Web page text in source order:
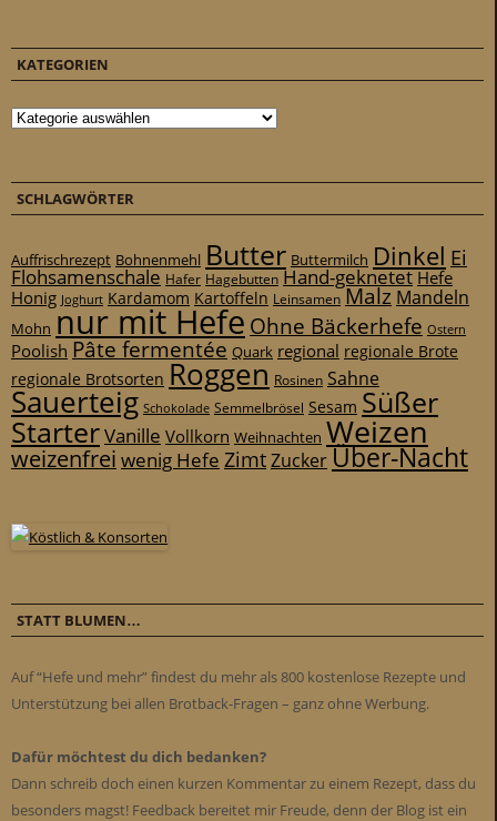
KATEGORIEN
Kategorien
SCHLAGWÖRTER
Auffrischrezept Bohnenmehl Butter Buttermilch Dinkel Ei
Flohsamenschale Hafer Hagebutten Hand-geknetet Hefe
Honig Joghurt Kardamom Kartoffeln Leinsamen Malz Mandeln
Mohn nur mit Hefe Ohne Bäckerhefe Ostern
Poolish Pâte fermentée Quark regional regionale Brote
regionale Brotsorten Roggen Rosinen Sahne
Sauerteig Schokolade Semmelbrösel Sesam Süßer
StarterVanille Vollkorn Weihnachten Weizen
weizenfrei wenig Hefe ZimtZuckerÜber-Nacht
STATT BLUMEN…
Auf “Hefe und mehr” findest du mehr als 800 kostenlose Rezepte und
Unterstützung bei allen Brotback-Fragen – ganz ohne Werbung.
Dafür möchtest du dich bedanken?
Dann schreib doch einen kurzen Kommentar zu einem Rezept, dass du
besonders magst! Feedback bereitet mir Freude, denn der Blog ist ein